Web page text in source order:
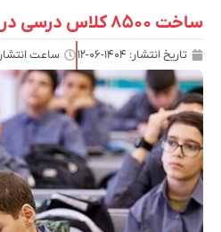
ساخت ۸۵۰۰ کلاس درسی در سیستان و بلوچستان
تاریخ انتشار: ۱۴۰۴-۰۶-۱۲ ساعت انتشار